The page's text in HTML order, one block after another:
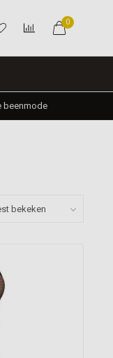
0
beenmode